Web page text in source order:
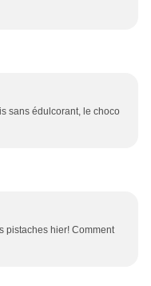
sans édulcorant, le choco
pistaches hier! Comment